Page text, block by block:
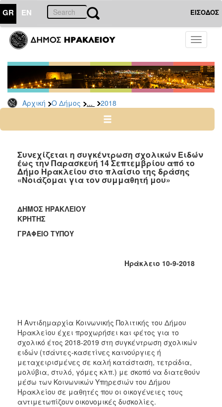
GR EN ΕΙΣΟΔΟΣ
Toggle
Αρχική Ο Δήμος ... 2018
ΔΗΜΟΣ
Δελτία
Τύπου
Αρχείο
2026
2024
2022
2021
2019
2018
2017
2010
2006
ΤΟΠΟΣ
Συνεχίζεται η συγκέντρωση σχολικών Ειδών
έως την Παρασκευή 14 Σεπτεμβρίου από το
Δήμο Ηρακλείου στο πλαίσιο της δράσης
«Νοιάζομαι για τον συμμαθητή μου»
ΔΗΜΟΣ ΗΡΑΚΛΕΙΟΥ
ΚΡΗΤΗΣ
ΓΡΑΦΕΙΟ ΤΥΠΟΥ
Ηράκλειο 10-9-2018
Η Αντιδημαρχία Κοινωνικής Πολιτικής του Δήμου
Ηρακλείου έχει προχωρήσει και φέτος για το
σχολικό έτος 2018-2019 στη συγκέντρωση σχολικών
ειδών (τσάντες-κασετίνες καινούργιες ή
μεταχειρισμένες σε καλή κατάσταση, τετράδια,
μολύβια, στυλό, γόμες κλπ.) με σκοπό να διατεθούν
μέσω των Κοινωνικών Υπηρεσιών του Δήμου
Ηρακλείου σε μαθητές που οι οικογένειες τους
αντιμετωπίζουν οικονομικές δυσκολίες.